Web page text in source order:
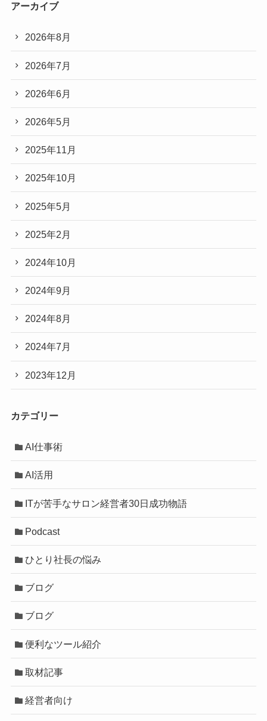
アーカイブ
2026年8月
2026年7月
2026年6月
2026年5月
2025年11月
2025年10月
2025年5月
2025年2月
2024年10月
2024年9月
2024年8月
2024年7月
2023年12月
カテゴリー
AI仕事術
AI活用
ITが苦手なサロン経営者30日成功物語
Podcast
ひとり社長の悩み
ブログ
ブログ
便利なツール紹介
取材記事
経営者向け